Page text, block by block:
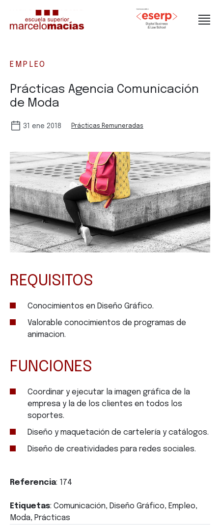
EMPLEO
Prácticas Agencia Comunicación
de Moda
31 ene 2018 Prácticas Remuneradas
REQUISITOS
Conocimientos en Diseño Gráfico.
Valorable conocimientos de programas de
animacion.
FUNCIONES
Coordinar y ejecutar la imagen gráfica de la
empresa y la de los clientes en todos los
soportes.
Diseño y maquetación de cartelería y catálogos.
Diseño de creatividades para redes sociales.
Referencia: 174
Etiquetas: Comunicación, Diseño Gráfico, Empleo,
Moda, Prácticas